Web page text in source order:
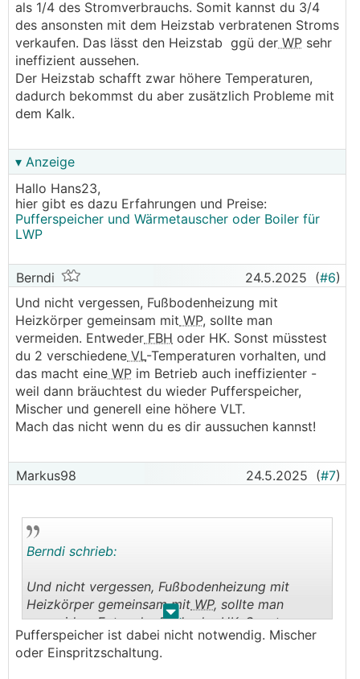
als 1/4 des Stromverbrauchs. Somit kannst du 3/4
des ansonsten mit dem Heizstab verbratenen Stroms
verkaufen. Das lässt den Heizstab ggü der WP sehr
ineffizient aussehen.
Der Heizstab schafft zwar höhere Temperaturen,
dadurch bekommst du aber zusätzlich Probleme mit
dem Kalk.
▾ Anzeige
Hallo Hans23,
hier gibt es dazu Erfahrungen und Preise:
Pufferspeicher und Wärmetauscher oder Boiler für
LWP
Berndi 24.5.2025 (#6)
Und nicht vergessen, Fußbodenheizung mit
Heizkörper gemeinsam mit WP, sollte man
vermeiden. Entweder FBH oder HK. Sonst müsstest
du 2 verschiedene VL-Temperaturen vorhalten, und
das macht eine WP im Betrieb auch ineffizienter -
weil dann bräuchtest du wieder Pufferspeicher,
Mischer und generell eine höhere VLT.
Mach das nicht wenn du es dir aussuchen kannst!
Markus98 24.5.2025 (#7)
. .
Berndi schrieb:
Und nicht vergessen, Fußbodenheizung mit
Heizkörper gemeinsam mit WP, sollte man
vermeiden. EntwederFBHoder HK. Sonst
müsstest du 2 verschiedene VL-Temperaturen
vorhalten, und das macht eine
Pufferspeicher ist dabei nicht notwendig. Mischer
oder Einspritzschaltung.